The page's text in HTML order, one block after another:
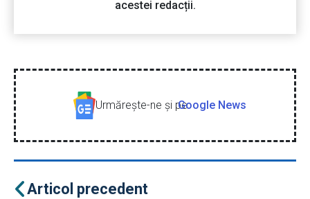
acestei redacții.
Urmăreşte-ne şi peGoogle News
Articol precedent